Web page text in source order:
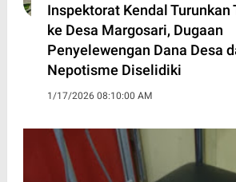
Inspektorat Kendal
ke Desa Margosari, Dugaan
Penyelewengan Dana Desa
Nepotisme Diselidiki
1/17/2026 08:10:00 AM